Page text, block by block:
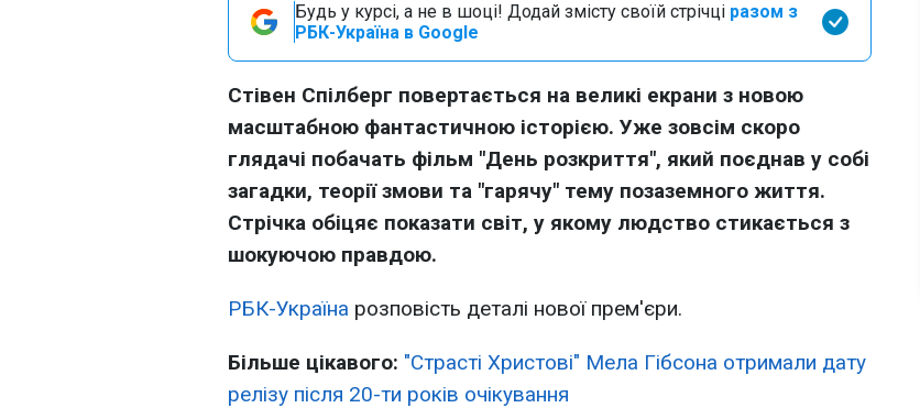
Будь у курсі, а не в шоці! Додай змісту своїй стрічці разом з
РБК-Україна в Google
Стівен Спілберг повертається на великі екрани з новою
масштабною фантастичною історією. Уже зовсім скоро
глядачі побачать фільм "День розкриття", який поєднав у собі
загадки, теорії змови та "гарячу" тему позаземного життя.
Стрічка обіцяє показати світ, у якому людство стикається з
шокуючою правдою.
РБК-Україна розповість деталі нової прем'єри.
Більше цікавого: "Страсті Христові" Мела Гібсона отримали дату
релізу після 20-ти років очікування